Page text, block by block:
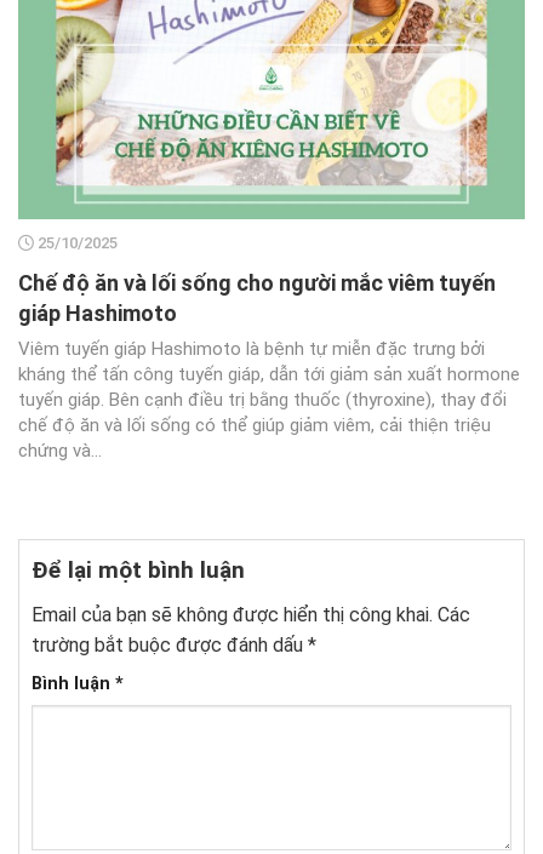
25/10/2025
Chế độ ăn và lối sống cho người mắc viêm tuyến
giáp Hashimoto
Viêm tuyến giáp Hashimoto là bệnh tự miễn đặc trưng bởi
kháng thể tấn công tuyến giáp, dẫn tới giảm sản xuất hormone
tuyến giáp. Bên cạnh điều trị bằng thuốc (thyroxine), thay đổi
chế độ ăn và lối sống có thể giúp giảm viêm, cải thiện triệu
chứng và...
Để lại một bình luận
Email của bạn sẽ không được hiển thị công khai. Các
trường bắt buộc được đánh dấu *
Bình luận *